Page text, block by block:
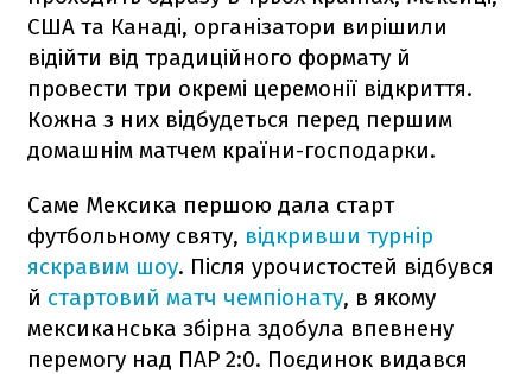
США та Канаді, організатори вирішили
відійти від традиційного формату й
провести три окремі церемонії відкриття.
Кожна з них відбудеться перед першим
домашнім матчем країни-господарки.
Саме Мексика першою дала старт
футбольному святу, відкривши турнір
яскравим шоу. Після урочистостей відбувся
й стартовий матч чемпіонату, в якому
мексиканська збірна здобула впевнену
перемогу над ПАР 2:0. Поєдинок видався